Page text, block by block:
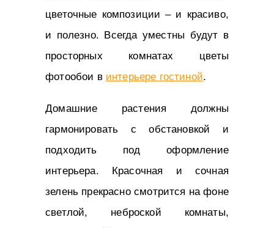
цветочные композиции – и красиво,
и полезно. Всегда уместны будут в
просторных комнатах цветы
фотообои в интерьере гостиной.
Домашние растения должны
гармонировать с обстановкой и
подходить под оформление
интерьера. Красочная и сочная
зелень прекрасно смотрится на фоне
светлой, неброской комнаты,